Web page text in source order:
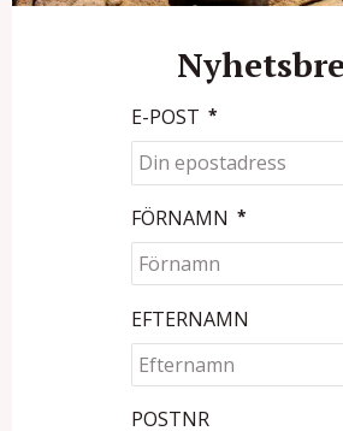
E-POST *
FÖRNAMN *
EFTERNAMN
POSTNR